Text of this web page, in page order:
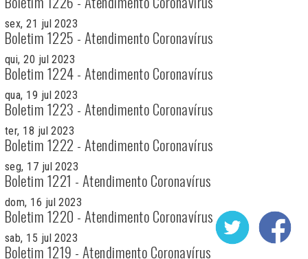
sex, 21 jul 2023
Boletim 1225 - Atendimento Coronavírus
qui, 20 jul 2023
Boletim 1224 - Atendimento Coronavírus
qua, 19 jul 2023
Boletim 1223 - Atendimento Coronavírus
ter, 18 jul 2023
Boletim 1222 - Atendimento Coronavírus
seg, 17 jul 2023
Boletim 1221 - Atendimento Coronavírus
dom, 16 jul 2023
Boletim 1220 - Atendimento Coronavírus
sab, 15 jul 2023
Boletim 1219 - Atendimento Coronavírus